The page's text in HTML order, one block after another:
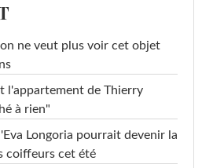
ne veut plus voir cet objet
l'appartement de Thierry
à rien"
Longoria pourrait devenir la
coiffeurs cet été